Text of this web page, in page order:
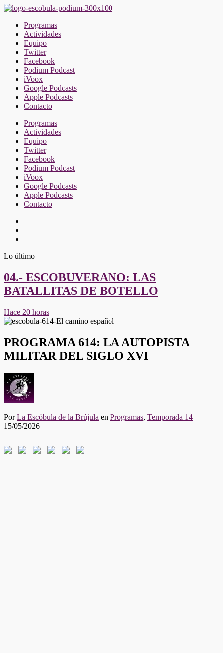
Saltar
contenidoProgramas
Actividades
Equipo
Twitter
Facebook
Podium Podcast
iVoox
Google Podcasts
Apple Podcasts
Contacto
Programas
Actividades
Equipo
Twitter
Facebook
Podium Podcast
iVoox
Google Podcasts
Apple Podcasts
Contacto
Lo último
04.- ESCOBUVERANO: LAS
BATALLITAS DE BOTELLO
Hace 20 horas
PROGRAMA 614: LA AUTOPISTA
MILITAR DEL SIGLO XVI
PorLa Escóbula de la Brújula en Programas, Temporada 14
15/05/2026